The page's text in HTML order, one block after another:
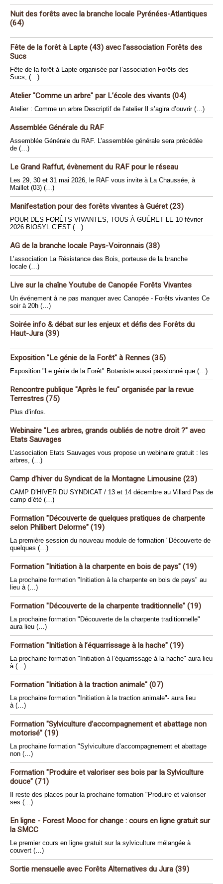
Nuit des forêts avec la branche locale Pyrénées-Atlantiques
(64)
Fête de la forêt à Lapte (43) avec l’association Forêts des
Sucs
Fête de la forêt à Lapte organisée par l’association Forêts des
Sucs, (…)
Atelier "Comme un arbre" par L’école des vivants (04)
Atelier : Comme un arbre Descriptif de l’atelier Il s’agira d’ouvrir (…)
Assemblée Générale du RAF
Assemblée Générale du RAF. L’assemblée générale sera précédée
de (…)
Le Grand Raffut, évènement du RAF pour le réseau
Les 29, 30 et 31 mai 2026, le RAF vous invite à La Chaussée, à
Maillet (03) (…)
Manifestation pour des forêts vivantes à Guéret (23)
POUR DES FORÊTS VIVANTES, TOUS À GUÉRET LE 10 février
2026 BIOSYL C’EST (…)
AG de la branche locale Pays-Voironnais (38)
L’association La Résistance des Bois, porteuse de la branche
locale (…)
Live sur la chaîne Youtube de Canopée Forêts Vivantes
Un événement à ne pas manquer avec Canopée - Forêts vivantes Ce
soir à 20h (…)
Soirée info & débat sur les enjeux et défis des Forêts du
Haut-Jura (39)
Exposition "Le génie de la Forêt" à Rennes (35)
Exposition "Le génie de la Forêt" Botaniste aussi passionné que (…)
Rencontre publique "Après le feu" organisée par la revue
Terrestres (75)
Plus d’infos.
Webinaire "Les arbres, grands oubliés de notre droit ?" avec
Etats Sauvages
L’association Etats Sauvages vous propose un webinaire gratuit : les
arbres, (…)
Camp d’hiver du Syndicat de la Montagne Limousine (23)
CAMP D’HIVER DU SYNDICAT / 13 et 14 décembre au Villard Pas de
camp d’été (…)
Formation "Découverte de quelques pratiques de charpente
selon Philibert Delorme" (19)
La première session du nouveau module de formation "Découverte de
quelques (…)
Formation "Initiation à la charpente en bois de pays" (19)
La prochaine formation "Initiation à la charpente en bois de pays" au
lieu à (…)
Formation "Découverte de la charpente traditionnelle" (19)
La prochaine formation "Découverte de la charpente traditionnelle"
aura lieu (…)
Formation "Initiation à l’équarrissage à la hache" (19)
La prochaine formation "Initiation à l’équarrissage à la hache" aura lieu
à (…)
Formation "Initiation à la traction animale" (07)
La prochaine formation "Initiation à la traction animale"- aura lieu
à (…)
Formation "Sylviculture d’accompagnement et abattage non
motorisé" (19)
La prochaine formation "Sylviculture d’accompagnement et abattage
non (…)
Formation "Produire et valoriser ses bois par la Sylviculture
douce" (71)
Il reste des places pour la prochaine formation "Produire et valoriser
ses (…)
En ligne - Forest Mooc for change : cours en ligne gratuit sur
la SMCC
Le premier cours en ligne gratuit sur la sylviculture mélangée à
couvert (…)
Sortie mensuelle avec Forêts Alternatives du Jura (39)